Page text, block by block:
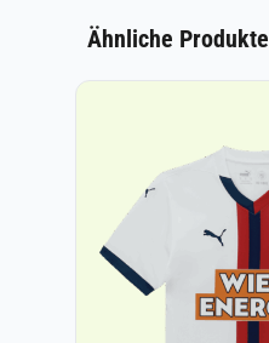
Ähnliche Produkte